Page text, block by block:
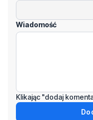
Wiadomość
Klikając "dodaj